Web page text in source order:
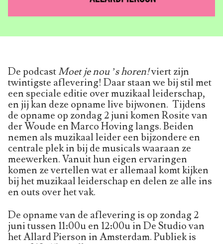
De podcastMoet je nou ’s horen!viert zijn
twintigste aflevering! Daar staan we bij stil met
een speciale editie over muzikaal leiderschap,
en jij kan deze opname live bijwonen. Tijdens
de opname op zondag 2 juni komen Rosite van
der Woude en Marco Hoving langs. Beiden
nemen als muzikaal leider een bijzondere en
centrale plek in bij de musicals waaraan ze
meewerken. Vanuit hun eigen ervaringen
komen ze vertellen wat er allemaal komt kijken
bij het muzikaal leiderschap en delen ze alle ins
en outs over het vak.
De opname van de aflevering is op zondag 2
juni tussen 11:00u en 12:00u in De Studio van
het Allard Pierson in Amsterdam. Publiek is